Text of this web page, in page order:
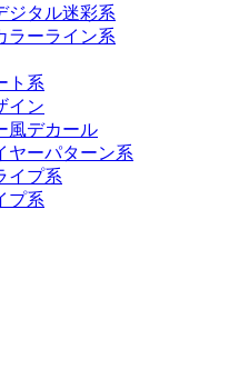
ジタル迷彩系
ラーライン系
ト系
イン
風デカール
ヤーパターン系
イプ系
プ系